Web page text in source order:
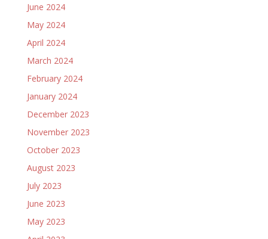
June 2024
May 2024
April 2024
March 2024
February 2024
January 2024
December 2023
November 2023
October 2023
August 2023
July 2023
June 2023
May 2023